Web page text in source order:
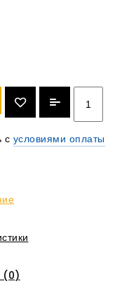
с условиями оплаты
(0)